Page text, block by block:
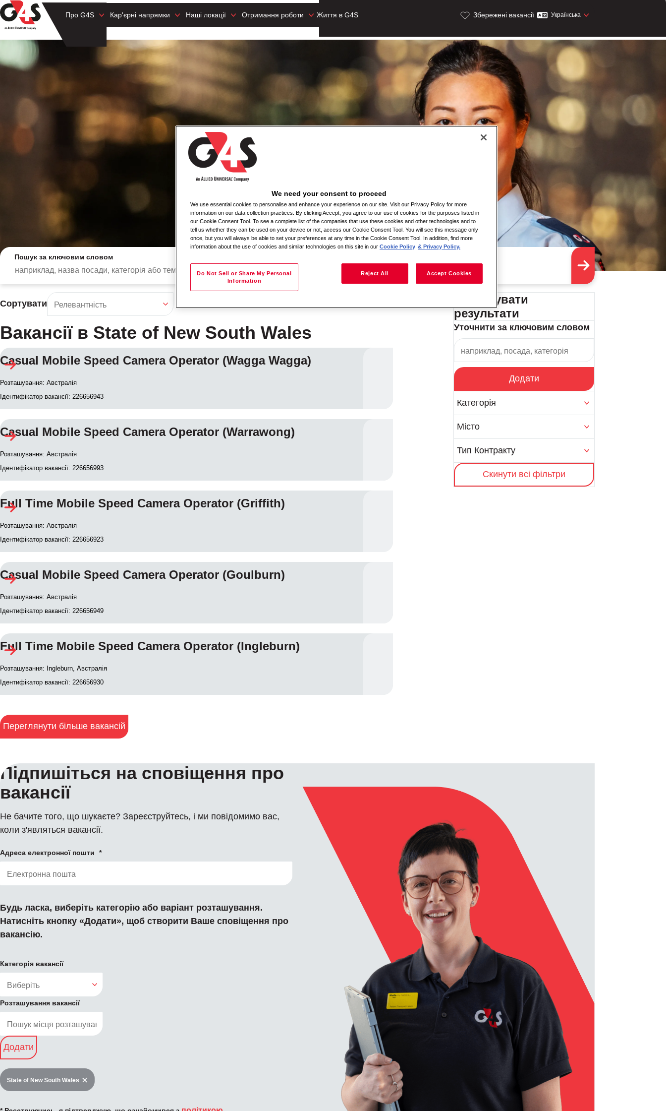
Про G4S Кар'єрні напрямки Наші локації Отримання роботи Життя в G4S Збережені вакансії Українська
Результати пошуку
Пошук за ключовим словом
Сортувати
Вакансії в State of New South Wales
Casual Mobile Speed Camera Operator (Wagga Wagga)
Розташування: Австралія
Ідентифікатор вакансії: 226656943
Casual Mobile Speed Camera Operator (Warrawong)
Розташування: Австралія
Ідентифікатор вакансії: 226656993
Full Time Mobile Speed Camera Operator (Griffith)
Розташування: Австралія
Ідентифікатор вакансії: 226656923
Casual Mobile Speed Camera Operator (Goulburn)
Розташування: Австралія
Ідентифікатор вакансії: 226656949
Full Time Mobile Speed Camera Operator (Ingleburn)
Розташування: Ingleburn, Австралія
Ідентифікатор вакансії: 226656930
Переглянути більше вакансій
Фільтрувати
результати
Уточнити за ключовим словом
Додати
Категорія
Місто
Тип Контракту
Скинути всі фільтри
Підпишіться на сповіщення про
вакансії
Не бачите того, що шукаєте? Зареєструйтесь, і ми повідомимо вас,
коли з'являться вакансії.
Адреса електронної пошти
Будь ласка, виберіть категорію або варіант розташування.
Натисніть кнопку «Додати», щоб створити Ваше сповіщення про
вакансію.
Категорія вакансії
Розташування вакансії
Додати
State of New South Wales
We need your consent to proceed
We use essential cookies to personalise and enhance your experience on our site. Visit our Privacy Policy for more
information on our data collection practices. By clicking Accept, you agree to our use of cookies for the purposes listed in
our Cookie Consent Tool. To see a complete list of the companies that use these cookies and other technologies and to
tell us whether they can be used on your device or not, access our Cookie Consent Tool. You will see this message only
once, but you will always be able to set your preferences at any time in the Cookie Consent Tool. In addition, find more
information about the use of cookies and similar technologies on this site in our Cookie Policy & Privacy Policy.
Do Not Sell or Share My Personal
Information
Reject All Accept Cookies